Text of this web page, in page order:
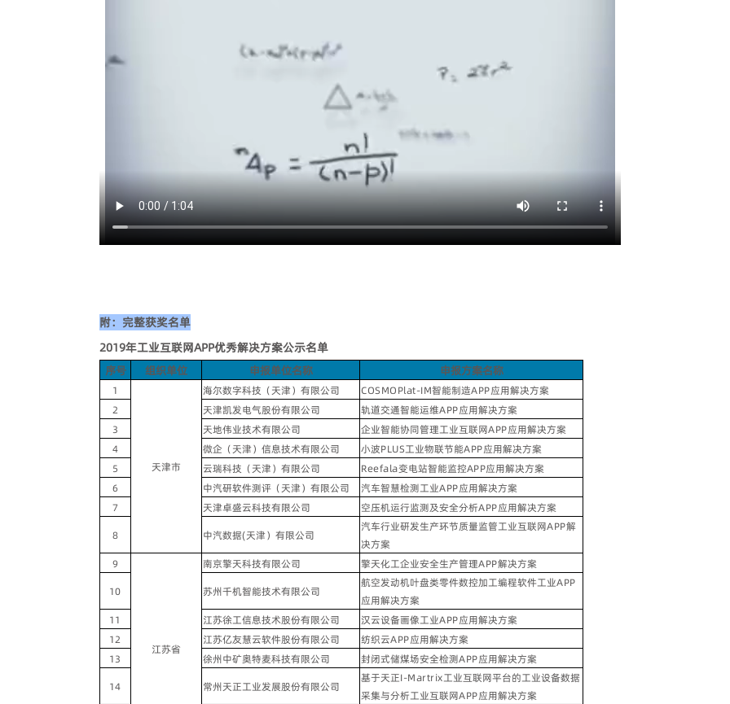
附：完整获奖名单
2019年工业互联网APP优秀解决方案公示名单
序号 组织单位 申报单位名称 申报方案名称
1
天津市
海尔数字科技（天津）有限公司 COSMOPlat-IM智能制造APP应用解决方案
2
天津凯发电气股份有限公司 轨道交通智能运维APP应用解决方案
3
天地伟业技术有限公司 企业智能协同管理工业互联网APP应用解决方案
4
微企（天津）信息技术有限公司 小波PLUS工业物联节能APP应用解决方案
5
云瑞科技（天津）有限公司 Reefala变电站智能监控APP应用解决方案
6
中汽研软件测评（天津）有限公司 汽车智慧检测工业APP应用解决方案
7
天津卓盛云科技有限公司 空压机运行监测及安全分析APP应用解决方案
8
中汽数据(天津）有限公司
汽车行业研发生产环节质量监管工业互联网APP解
决方案
9
江苏省
南京擎天科技有限公司 擎天化工企业安全生产管理APP解决方案
10
苏州千机智能技术有限公司
航空发动机叶盘类零件数控加工编程软件工业APP
应用解决方案
11
江苏徐工信息技术股份有限公司 汉云设备画像工业APP应用解决方案
12
江苏亿友慧云软件股份有限公司 纺织云APP应用解决方案
13
徐州中矿奥特麦科技有限公司 封闭式储煤场安全检测APP应用解决方案
14
常州天正工业发展股份有限公司
基于天正I-Martrix工业互联网平台的工业设备数据
采集与分析工业互联网APP应用解决方案